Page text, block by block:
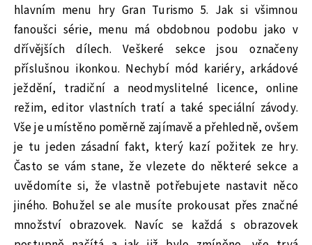
hlavním menu hry Gran Turismo 5. Jak si všimnou
fanoušci série, menu má obdobnou podobu jako v
dřívějších dílech. Veškeré sekce jsou označeny
příslušnou ikonkou. Nechybí mód kariéry, arkádové
ježdění, tradiční a neodmyslitelné licence, online
režim, editor vlastních tratí a také speciální závody.
Vše je umístěno poměrně zajímavě a přehledně, ovšem
je tu jeden zásadní fakt, který kazí požitek ze hry.
Často se vám stane, že vlezete do některé sekce a
uvědomíte si, že vlastně potřebujete nastavit něco
jiného. Bohužel se ale musíte prokousat přes značné
množství obrazovek. Navíc se každá s obrazovek